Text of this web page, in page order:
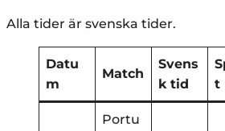
Alla tider är svenska tider.
Datu
m
Match
Svens
k tid
t
Portu